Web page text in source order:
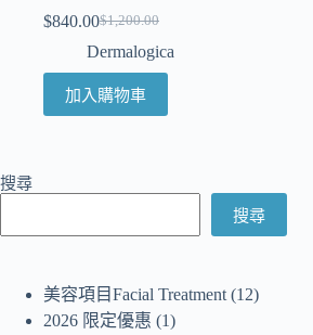
$1,200.00
$840.00
Dermalogica
加入購物車
搜尋
搜尋
美容項目Facial Treatment 12
2026 限定優惠
1